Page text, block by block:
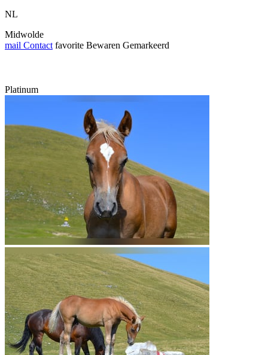
NL
Midwolde
mail Contact favorite Bewaren Gemarkeerd
Platinum